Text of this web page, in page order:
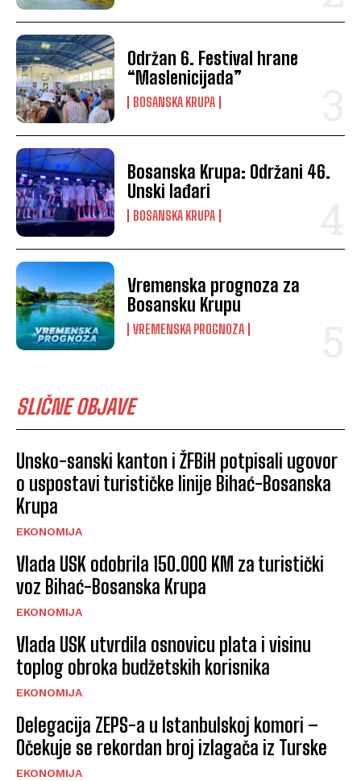
Održan 6. Festival hrane
“Maslenicijada”
BOSANSKA KRUPA
Bosanska Krupa: Održani 46.
Unski lađari
BOSANSKA KRUPA
Vremenska prognoza za
Bosansku Krupu
VREMENSKA PROGNOZA
SLIČNE OBJAVE
Unsko-sanski kanton i ŽFBiH potpisali ugovor
o uspostavi turističke linije Bihać-Bosanska
Krupa
EKONOMIJA
Vlada USK odobrila 150.000 KM za turistički
voz Bihać-Bosanska Krupa
EKONOMIJA
Vlada USK utvrdila osnovicu plata i visinu
toplog obroka budžetskih korisnika
EKONOMIJA
Delegacija ZEPS-a u Istanbulskoj komori –
Očekuje se rekordan broj izlagača iz Turske
EKONOMIJA